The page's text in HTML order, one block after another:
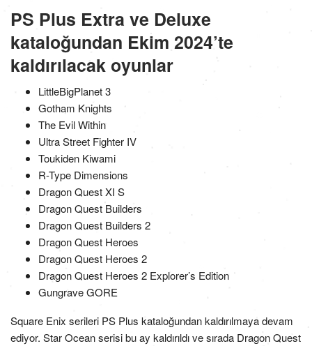
PS Plus Extra ve Deluxe
kataloğundan Ekim 2024’te
kaldırılacak oyunlar
LittleBigPlanet 3
Gotham Knights
The Evil Within
Ultra Street Fighter IV
Toukiden Kiwami
R-Type Dimensions
Dragon Quest XI S
Dragon Quest Builders
Dragon Quest Builders 2
Dragon Quest Heroes
Dragon Quest Heroes 2
Dragon Quest Heroes 2 Explorer’s Edition
Gungrave GORE
Square Enix serileri PS Plus kataloğundan kaldırılmaya devam
ediyor. Star Ocean serisi bu ay kaldırıldı ve sırada Dragon Quest